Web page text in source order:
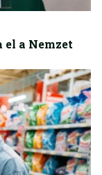
el a Nemzet